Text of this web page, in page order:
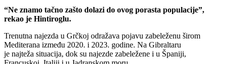
“Ne znamo tačno zašto dolazi do ovog porasta populacije”,
rekao je Hintiroglu.
Trenutna najezda u Grčkoj odražava pojavu zabeleženu širom
Mediterana između 2020. i 2023. godine. Na Gibraltaru
je najteža situacija, dok su najezde zabeležene i u Španiji,